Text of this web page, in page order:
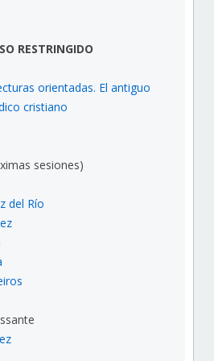
RESTRINGIDO
orientadas. El antiguo
cristiano
sesiones)
del Río